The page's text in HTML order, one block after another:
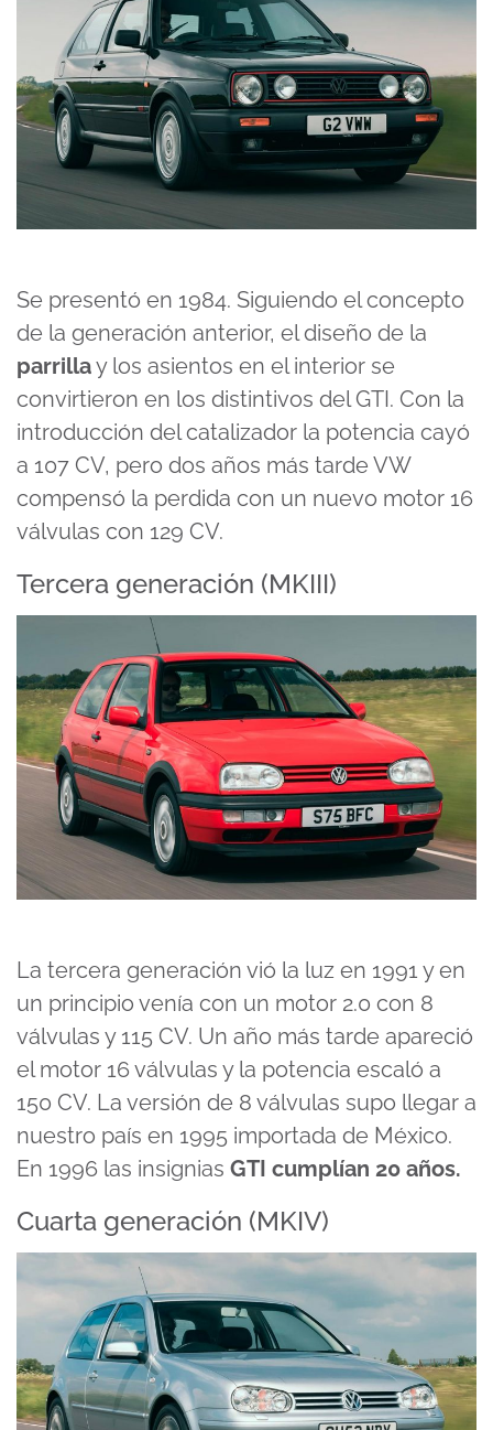
Se presentó en 1984. Siguiendo el concepto
de la generación anterior, el diseño de la
parrillay los asientos en el interior se
convirtieron en los distintivos del GTI. Con la
introducción del catalizador la potencia cayó
a 107 CV, pero dos años más tarde VW
compensó la perdida con un nuevo motor 16
válvulas con 129 CV.
Tercera generación (MKIII)
La tercera generación vió la luz en 1991 y en
un principio venía con un motor 2.0 con 8
válvulas y 115 CV. Un año más tarde apareció
el motor 16 válvulas y la potencia escaló a
150 CV. La versión de 8 válvulas supo llegar a
nuestro país en 1995 importada de México.
En 1996 las insignias GTI cumplían 20 años.
Cuarta generación (MKIV)